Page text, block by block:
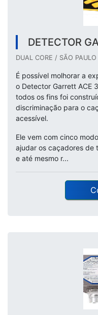
DETECTOR
DUAL CORE / SÃO
É possível molhorar a
o Detector Garrett ACE
todos os fins foi
discriminação para o
acessível.
Ele vem com cinco
ajudar os caçadores de
e até mesmo r...